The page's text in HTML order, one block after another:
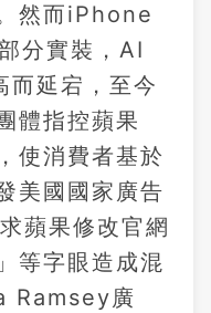
然而iPhone
分實裝，AI
而延宕，至今
體指控蘋果
使消費者基於
美國國家廣告
蘋果修改官網
等字眼造成混
Ramsey廣